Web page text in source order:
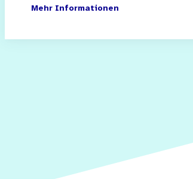
Mehr Informationen